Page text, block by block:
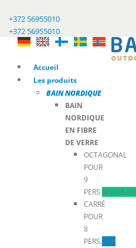
+372 56955010
+372 56955010
Accueil
Les produits
BAIN NORDIQUE
BAIN
NORDIQUE
EN FIBRE
DE VERRE
OCTAGONAL
POUR
9
PERS.NOUVEAU
CARRÉ
POUR
8
PERS.TOP